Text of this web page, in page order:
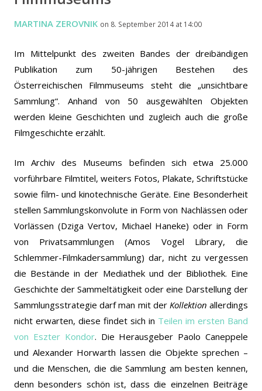
MARTINA ZEROVNIK on 8. September 2014 at 14:00
Im Mittelpunkt des zweiten Bandes der dreibändigen
Publikation zum 50-jährigen Bestehen des
Österreichischen Filmmuseums steht die „unsichtbare
Sammlung“. Anhand von 50 ausgewählten Objekten
werden kleine Geschichten und zugleich auch die große
Filmgeschichte erzählt.
Im Archiv des Museums befinden sich etwa 25.000
vorführbare Filmtitel, weiters Fotos, Plakate, Schriftstücke
sowie film- und kinotechnische Geräte. Eine Besonderheit
stellen Sammlungskonvolute in Form von Nachlässen oder
Vorlässen (Dziga Vertov, Michael Haneke) oder in Form
von Privatsammlungen (Amos Vogel Library, die
Schlemmer-Filmkadersammlung) dar, nicht zu vergessen
die Bestände in der Mediathek und der Bibliothek. Eine
Geschichte der Sammeltätigkeit oder eine Darstellung der
Sammlungsstrategie darf man mit der Kollektion allerdings
nicht erwarten, diese findet sich in Teilen im ersten Band
von Eszter Kondor. Die Herausgeber Paolo Caneppele
und Alexander Horwarth lassen die Objekte sprechen –
und die Menschen, die die Sammlung am besten kennen,
denn besonders schön ist, dass die einzelnen Beiträge